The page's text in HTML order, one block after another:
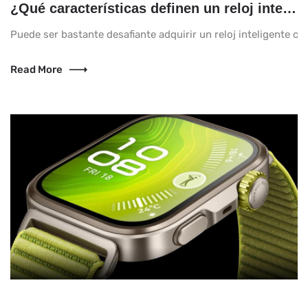
¿Qué características definen un reloj inteligente para hombres en 2025?
Puede ser bastante desafiante adquirir un reloj inteligente
Read More